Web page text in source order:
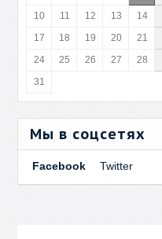
10
11 12 13 14
17
18 19 20 21
24
25 26 27 28
31
Мы в соцсетях
Facebook Twitter